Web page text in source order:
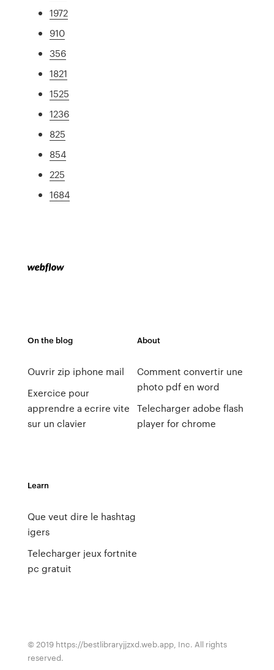
1972
910
356
1821
1525
1236
825
854
225
1684
On the blog
Ouvrir zip iphone mail
Exercice pour
apprendre a ecrire vite
sur un clavier
About
Comment convertir une
photo pdf en word
Telecharger adobe flash
player for chrome
Learn
Que veut dire le hashtag
igers
Telecharger jeux fortnite
pc gratuit
© 2019 https://bestlibraryjjzxd.web.app, Inc. All rights
reserved.